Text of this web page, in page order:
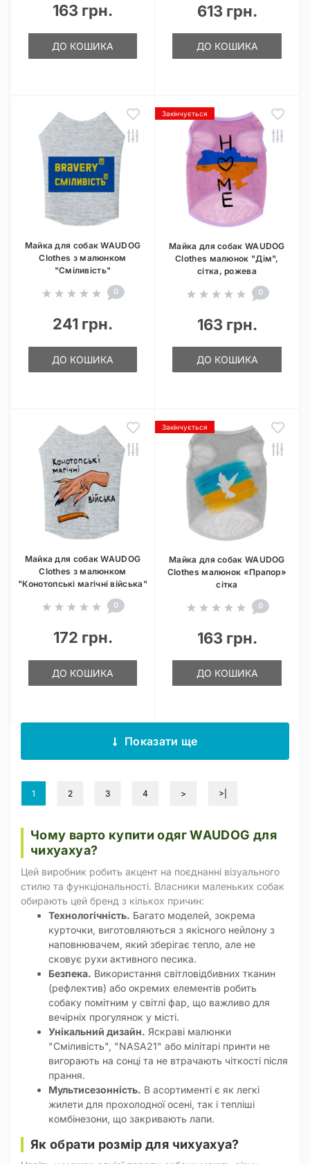
163 грн.
ДО КОШИКА
613 грн.
ДО КОШИКА
Майка для собак WAUDOG
Clothes з малюнком
"Сміливість"
0
241 грн.
ДО КОШИКА
Закінчується
Майка для собак WAUDOG
Clothes малюнок "Дім",
сітка, рожева
0
163 грн.
ДО КОШИКА
Майка для собак WAUDOG
Clothes з малюнком
"Конотопські магічні війська"
0
172 грн.
ДО КОШИКА
Закінчується
Майка для собак WAUDOG
Clothes малюнок «Прапор»
сітка
0
163 грн.
ДО КОШИКА
Показати ще
1 2 3 4 > >|
Чому варто купити одяг WAUDOG для
чихуахуа?
Цей виробник робить акцент на поєднанні візуального
стилю та функціональності. Власники маленьких собак
обирають цей бренд з кількох причин:
Технологічність. Багато моделей, зокрема
курточки, виготовляються з якісного нейлону з
наповнювачем, який зберігає тепло, але не
сковує рухи активного песика.
Безпека. Використання світловідбивних тканин
(рефлектив) або окремих елементів робить
собаку помітним у світлі фар, що важливо для
вечірніх прогулянок у місті.
Унікальний дизайн. Яскраві малюнки
"Сміливість", "NASA21" або мілітарі принти не
вигорають на сонці та не втрачають чіткості після
прання.
Мультисезонність. В асортименті є як легкі
жилети для прохолодної осені, так і тепліші
комбінезони, що закривають лапи.
Як обрати розмір для чихуахуа?